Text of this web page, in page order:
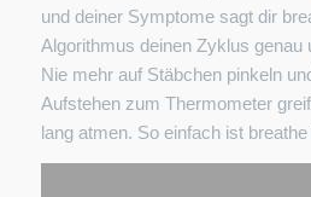
und deiner Symptome sagt dir
Algorithmus deinen Zyklus genau
Nie mehr auf Stäbchen pinkeln
Aufstehen zum Thermometer
lang atmen. So einfach ist breathe